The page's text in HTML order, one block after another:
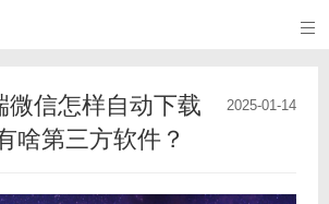

2025-01-14
微信怎样自动下载
啥第三方软件？